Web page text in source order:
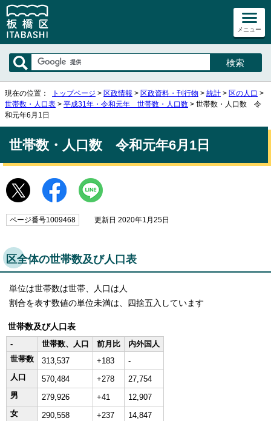
メニュー
現在の位置： トップページ > 区政情報 > 区政資料・刊行物 > 統計 > 区の人口 >
世帯数・人口表 > 平成31年・令和元年 世帯数・人口数 > 世帯数・人口数 令
和元年6月1日
世帯数・人口数 令和元年6月1日
ページ番号1009468 更新日 2020年1月25日
区全体の世帯数及び人口表
単位は世帯数は世帯、人口は人
割合を表す数値の単位未満は、四捨五入しています
世帯数及び人口表
-
世帯数、人口 前月比
内外国人
世帯数
313,537 +183
-
人口
570,484 +278
27,754
男
279,926 +41
12,907
女
290,558 +237 14,847